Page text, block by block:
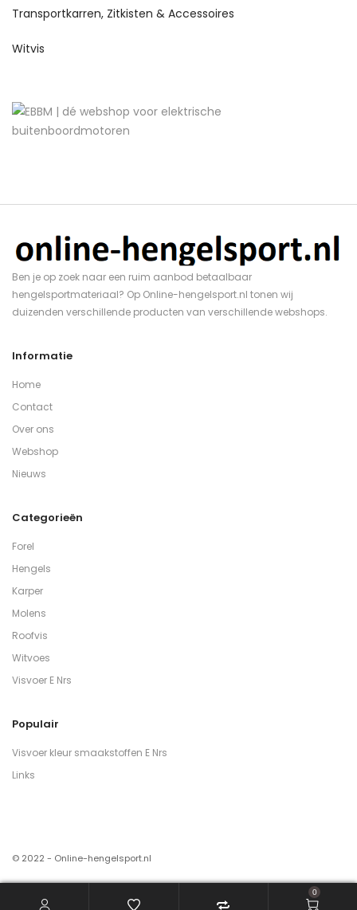
Transportkarren, Zitkisten & Accessoires
Witvis
Ben je op zoek naar een ruim aanbod betaalbaar
hengelsportmateriaal? Op Online-hengelsport.nl tonen wij
duizenden verschillende producten van verschillende webshops.
Informatie
Home
Contact
Over ons
Webshop
Nieuws
Categorieën
Forel
Hengels
Karper
Molens
Roofvis
Witvoes
Visvoer E Nrs
Populair
Visvoer kleur smaakstoffen E Nrs
Links
© 2022 - Online-hengelsport.nl
0